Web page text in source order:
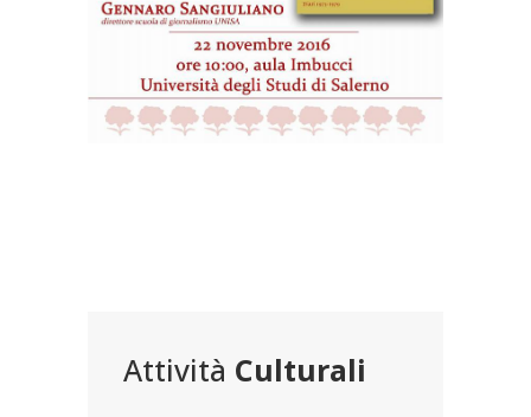
Attività Culturali